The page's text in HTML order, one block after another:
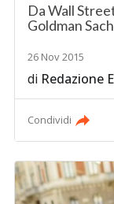
Da Wall
Goldman
26 Nov 2015
di Redazione
Condividi